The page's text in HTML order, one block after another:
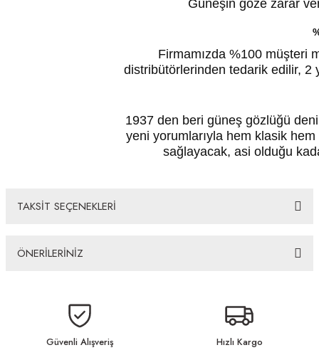
Güneşin göze zarar
Firmamızda %100 müşteri
distribütörlerinden tedarik edilir, 2
1937 den beri güneş gözlüğü
yeni yorumlarıyla hem klasik
sağlayacak, asi olduğu
TAKSİT SEÇENEKLERİ
ÖNERİLERİNİZ
yetersiz gördüğünüz noktaları öneri formunu kullanarak tarafımıza
Görüş ve önerileriniz için teşekkür ederiz.
Güvenli Alışveriş Hızlı Kargo